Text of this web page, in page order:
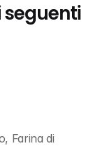
seguenti
Farina di